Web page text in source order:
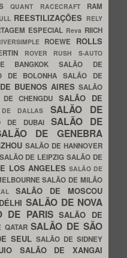
QUANT RACECRAFT RAM
REESTILIZAÇÕES RELY
ESPECIAL Reva RIICH
ROEWE ROLLS
ROVER RUSH S-AUTO
BANGKOKSALÃO DE
DE BOLONHASALÃO DE
BUENOS AIRES SALÃO
CHENGDU SALÃO DE
DE DALLASSALÃO DE
DE DUBAI SALÃO DE
DE GENEBRA
SALÃO DE HANNOVER
SALÃO DE LEIPZIGSALÃO DE
LOS ANGELES SALÃO DE
SALÃO DE MILÃO
SALÃO DE MOSCOU
SALÃO DE NOVA
DE PARISSALÃO DE
QATARSALÃO DE SÃO
SEUL SALÃO DE SIDNEY
SALÃO DE XANGAI